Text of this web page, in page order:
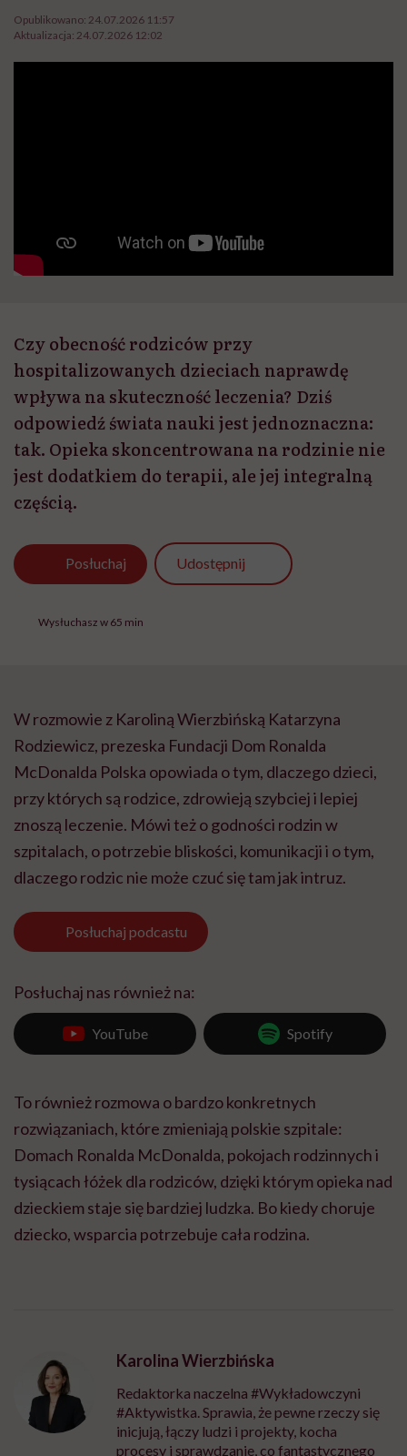
Opublikowano: 24.07.2026 11:57
Aktualizacja: 24.07.2026 12:02
Czy obecność rodziców przy
hospitalizowanych dzieciach naprawdę
wpływa na skuteczność leczenia? Dziś
odpowiedź świata nauki jest jednoznaczna:
tak. Opieka skoncentrowana na rodzinie nie
jest dodatkiem do terapii, ale jej integralną
częścią.
Posłuchaj Udostępnij
Wysłuchasz w 65 min
W rozmowie z Karoliną Wierzbińską Katarzyna
Rodziewicz, prezeska Fundacji Dom Ronalda
McDonalda Polska opowiada o tym, dlaczego dzieci,
przy których są rodzice, zdrowieją szybciej i lepiej
znoszą leczenie. Mówi też o godności rodzin w
szpitalach, o potrzebie bliskości, komunikacji i o tym,
dlaczego rodzic nie może czuć się tam jak intruz.
Posłuchaj podcastu
Posłuchaj nas również na:
YouTube Spotify
To również rozmowa o bardzo konkretnych
rozwiązaniach, które zmieniają polskie szpitale:
Domach Ronalda McDonalda, pokojach rodzinnych i
tysiącach łóżek dla rodziców, dzięki którym opieka nad
dzieckiem staje się bardziej ludzka. Bo kiedy choruje
dziecko, wsparcia potrzebuje cała rodzina.
Karolina Wierzbińska
Redaktorka naczelna #Wykładowczyni
#Aktywistka. Sprawia, że pewne rzeczy się
inicjują, łączy ludzi i projekty, kocha
procesy i sprawdzanie, co fantastycznego